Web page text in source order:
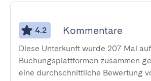
4.2 Kommentare
Diese Unterkunft wurde 207 Mal
Buchungsplattformen zusammen
eine durchschnittliche Bewertung